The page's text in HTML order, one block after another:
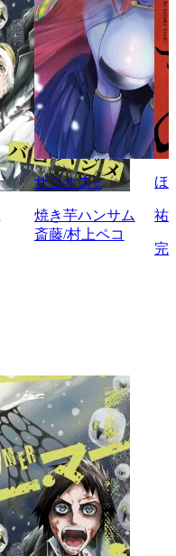
ザコオス♂
焼き芋ハンサム
斎藤/村上ペコ
ほ
祐
完